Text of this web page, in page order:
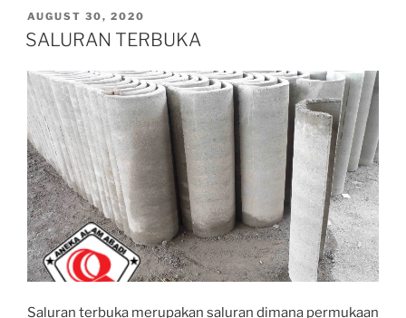
Resapan
:
Praktis
untuk
Efisiensi
Air”
POSTED
ON
AUGUST 30, 2020
SALURAN TERBUKA
Saluran terbuka merupakan saluran dimana permukaan